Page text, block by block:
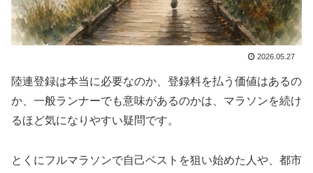
2026.05.27
陸連登録は本当に必要なのか、登録料を払う価値はあるの
か、一般ランナーでも意味があるのかは、マラソンを続け
るほど気になりやすい疑問です。
とくにフルマラソンで自己ベストを狙い始めた人や、都市